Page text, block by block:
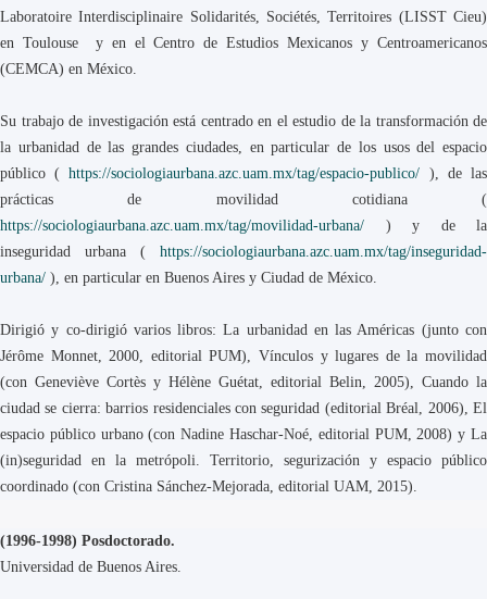
Laboratoire Interdisciplinaire Solidarités, Sociétés, Territoires (LISST Cieu)
en Toulouse y en el Centro de Estudios Mexicanos y Centroamericanos
(CEMCA) en México.
Su trabajo de investigación está centrado en el estudio de la transformación de
la urbanidad de las grandes ciudades, en particular de los usos del espacio
público (https://sociologiaurbana.azc.uam.mx/tag/espacio-publico/ ), de las
prácticas de movilidad cotidiana (
https://sociologiaurbana.azc.uam.mx/tag/movilidad-urbana/ ) y de la
inseguridad urbana ( https://sociologiaurbana.azc.uam.mx/tag/inseguridad-
urbana/ ), en particular en Buenos Aires y Ciudad de México.
Dirigió y co-dirigió varios libros: La urbanidad en las Américas (junto con
Jérôme Monnet, 2000, editorial PUM), Vínculos y lugares de la movilidad
(con Geneviève Cortès y Hélène Guétat, editorial Belin, 2005), Cuando la
ciudad se cierra: barrios residenciales con seguridad (editorial Bréal, 2006), El
espacio público urbano (con Nadine Haschar-Noé, editorial PUM, 2008) y La
(in)seguridad en la metrópoli. Territorio, segurización y espacio público
coordinado (con Cristina Sánchez-Mejorada, editorial UAM, 2015).
(1996-1998) Posdoctorado.
Universidad de Buenos Aires.